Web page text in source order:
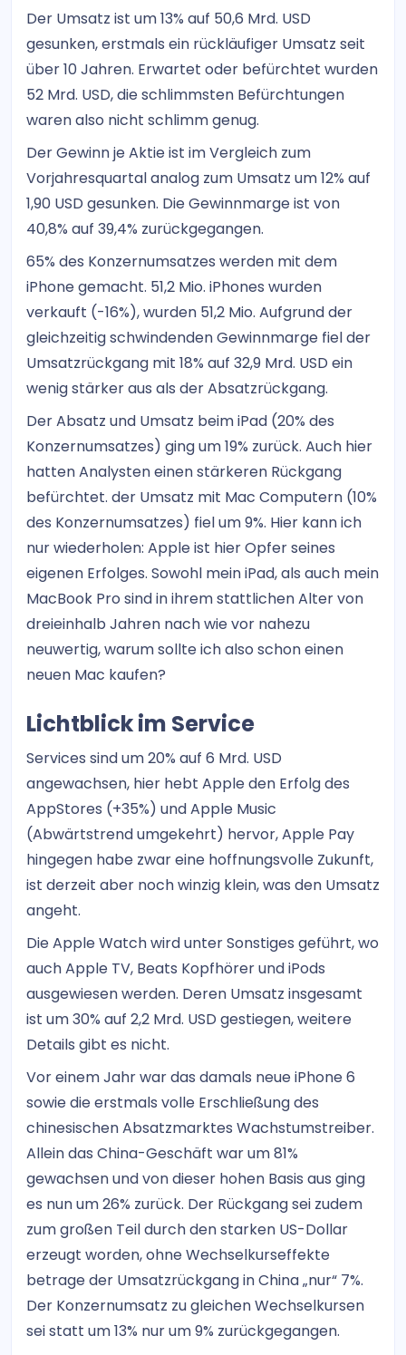
Der Umsatz ist um 13% auf 50,6 Mrd. USD
gesunken, erstmals ein rückläufiger Umsatz seit
über 10 Jahren. Erwartet oder befürchtet wurden
52 Mrd. USD, die schlimmsten Befürchtungen
waren also nicht schlimm genug.
Der Gewinn je Aktie ist im Vergleich zum
Vorjahresquartal analog zum Umsatz um 12% auf
1,90 USD gesunken. Die Gewinnmarge ist von
40,8% auf 39,4% zurückgegangen.
65% des Konzernumsatzes werden mit dem
iPhone gemacht. 51,2 Mio. iPhones wurden
verkauft (-16%), wurden 51,2 Mio. Aufgrund der
gleichzeitig schwindenden Gewinnmarge fiel der
Umsatzrückgang mit 18% auf 32,9 Mrd. USD ein
wenig stärker aus als der Absatzrückgang.
Der Absatz und Umsatz beim iPad (20% des
Konzernumsatzes) ging um 19% zurück. Auch hier
hatten Analysten einen stärkeren Rückgang
befürchtet. der Umsatz mit Mac Computern (10%
des Konzernumsatzes) fiel um 9%. Hier kann ich
nur wiederholen: Apple ist hier Opfer seines
eigenen Erfolges. Sowohl mein iPad, als auch mein
MacBook Pro sind in ihrem stattlichen Alter von
dreieinhalb Jahren nach wie vor nahezu
neuwertig, warum sollte ich also schon einen
neuen Mac kaufen?
Lichtblick im Service
Services sind um 20% auf 6 Mrd. USD
angewachsen, hier hebt Apple den Erfolg des
AppStores (+35%) und Apple Music
(Abwärtstrend umgekehrt) hervor, Apple Pay
hingegen habe zwar eine hoffnungsvolle Zukunft,
ist derzeit aber noch winzig klein, was den Umsatz
angeht.
Die Apple Watch wird unter Sonstiges geführt, wo
auch Apple TV, Beats Kopfhörer und iPods
ausgewiesen werden. Deren Umsatz insgesamt
ist um 30% auf 2,2 Mrd. USD gestiegen, weitere
Details gibt es nicht.
Vor einem Jahr war das damals neue iPhone 6
sowie die erstmals volle Erschließung des
chinesischen Absatzmarktes Wachstumstreiber.
Allein das China-Geschäft war um 81%
gewachsen und von dieser hohen Basis aus ging
es nun um 26% zurück. Der Rückgang sei zudem
zum großen Teil durch den starken US-Dollar
erzeugt worden, ohne Wechselkurseffekte
betrage der Umsatzrückgang in China „nur“ 7%.
Der Konzernumsatz zu gleichen Wechselkursen
sei statt um 13% nur um 9% zurückgegangen.